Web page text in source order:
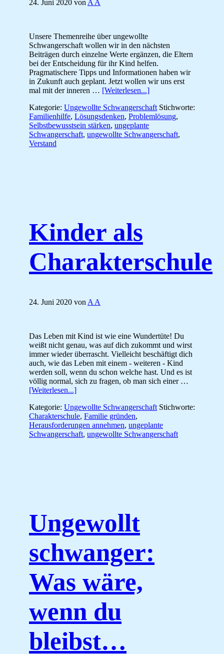
24. Juni 2020 von A A
Unsere Themenreihe über ungewollte
Schwangerschaft wollen wir in den nächsten
Beiträgen durch einzelne Werte ergänzen, die Eltern
bei der Entscheidung für ihr Kind helfen.
Pragmatischere Tipps und Informationen haben wir
in Zukunft auch geplant. Jetzt wollen wir uns erst
mal mit der inneren … [Weiterlesen...]
[ungeplant
schwanger]
Kategorie: Ungewollte Schwangerschaft Stichworte:
Familienhilfe, Lösungsdenken, Problemlösung,
Selbstbewusstsein stärken, ungeplante
Schwangerschaft, ungewollte Schwangerschaft,
Verstand
Kinder als
Charakterschule
24. Juni 2020 von A A
Das Leben mit Kind ist wie eine Wundertüte! Du
weißt nicht genau, was auf dich zukommt und wirst
immer wieder überrascht. Vielleicht beschäftigt dich
auch, wie das Leben mit einem - weiteren - Kind
werden soll, wenn du schon welche hast. Und es ist
völlig normal, sich zu fragen, ob man sich einer …
[Weiterlesen...]ÜberKinder
Charakterschule
Kategorie: Ungewollte Schwangerschaft Stichworte:
Charakterschule, Familie gründen,
Herausforderungen annehmen, ungeplante
Schwangerschaft, ungewollte Schwangerschaft
Ungewollt
schwanger:
Was wäre,
wenn du
bleibst…